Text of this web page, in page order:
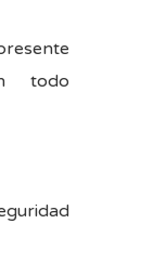
todo